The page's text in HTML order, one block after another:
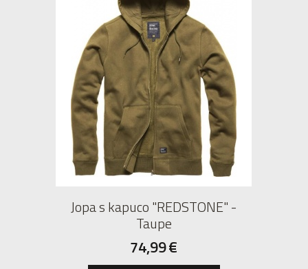
Jopa s kapuco "REDSTONE" -
Taupe
74,99€